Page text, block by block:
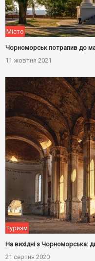
Місто
Чорноморськ потрапив до
11 жовтня 2021
Туризм
На вихідні з Чорноморська:
21 серпня 2020